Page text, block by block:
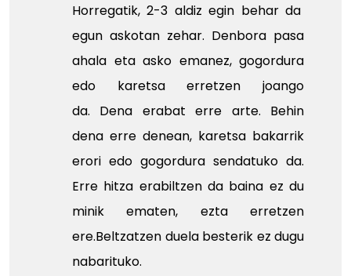
Horregatik, 2-3 aldiz egin behar da
egun askotan zehar. Denbora pasa
ahala eta asko emanez, gogordura
edo karetsa erretzen joango
da. Dena erabat erre arte. Behin
dena erre denean, karetsa bakarrik
erori edo gogordura sendatuko da.
Erre hitza erabiltzen da baina ez du
minik ematen, ezta erretzen
ere.Beltzatzen duela besterik ez dugu
nabarituko.